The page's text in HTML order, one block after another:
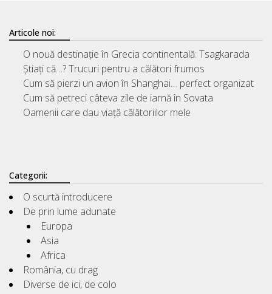
Articole noi:
O nouă destinație în Grecia continentală: Tsagkarada
Știați că…? Trucuri pentru a călători frumos
Cum să pierzi un avion în Shanghai… perfect organizat
Cum să petreci câteva zile de iarnă în Sovata
Oamenii care dau viață călătoriilor mele
Categorii:
O scurtă introducere
De prin lume adunate
Europa
Asia
Africa
România, cu drag
Diverse de ici, de colo